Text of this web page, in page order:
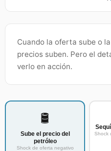
Cuando la oferta sube o
precios suben. Pero el
verlo en acción.
🛢️
Sube el precio del
petróleo
Shock de oferta negativo
Shock